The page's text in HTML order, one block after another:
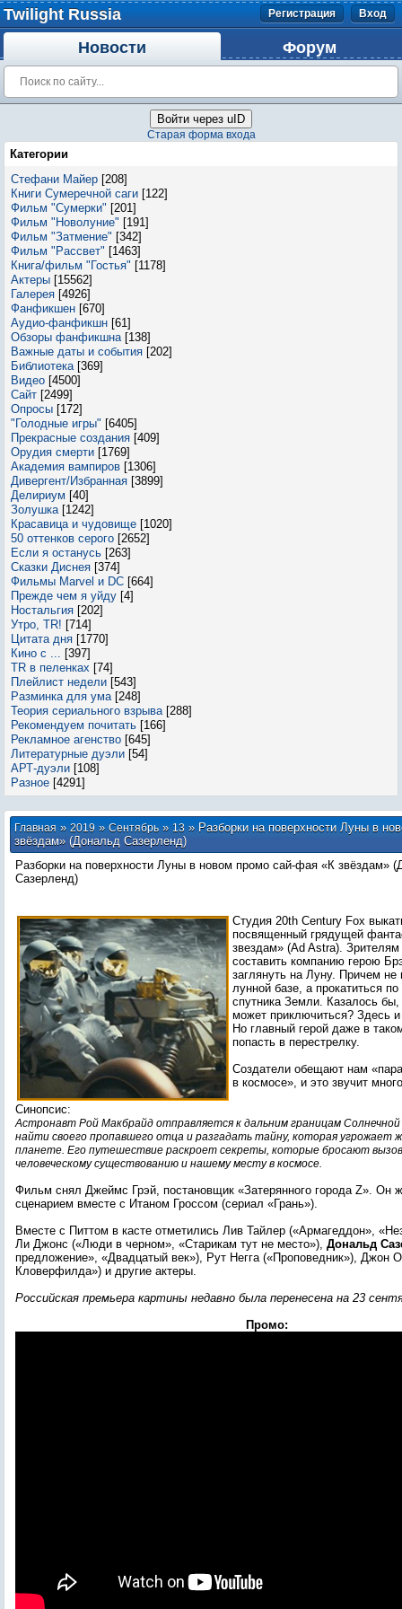
Twilight Russia Регистрация Вход
Новости Форум
Войти через uID
Старая форма входа
Категории
Стефани Майер [208]
Книги Сумеречной саги [122]
Фильм "Сумерки" [201]
Фильм "Новолуние" [191]
Фильм "Затмение" [342]
Фильм "Рассвет" [1463]
Книга/фильм "Гостья" [1178]
Актеры [15562]
Галерея [4926]
Фанфикшен [670]
Аудио-фанфикшн [61]
Обзоры фанфикшна [138]
Важные даты и события [202]
Библиотека [369]
Видео [4500]
Сайт [2499]
Опросы [172]
"Голодные игры" [6405]
Прекрасные создания [409]
Орудия смерти [1769]
Академия вампиров [1306]
Дивергент/Избранная [3899]
Делириум [40]
Золушка [1242]
Красавица и чудовище [1020]
50 оттенков серого [2652]
Если я останусь [263]
Сказки Диснея [374]
Фильмы Marvel и DC [664]
Прежде чем я уйду [4]
Ностальгия [202]
Утро, TR! [714]
Цитата дня [1770]
Кино с ... [397]
TR в пеленках [74]
Плейлист недели [543]
Разминка для ума [248]
Теория сериального взрыва [288]
Рекомендуем почитать [166]
Рекламное агенство [645]
Литературные дуэли [54]
АРТ-дуэли [108]
Разное [4291]
Главная»2019 » Сентябрь » 13» Разборки на поверхности Луны в
звёздам» (Дональд Сазерленд)
Разборки на поверхности Луны в новом промо сай-фая «К звёздам»
Сазерленд)
Студия 20th Century Fox
посвященный грядущей
звездам» (Ad Astra). Зрителям
составить компанию герою
заглянуть на Луну. Причем не
лунной базе, а прокатиться по
спутника Земли. Казалось бы,
может приключиться? Здесь
Но главный герой даже в
попасть в перестрелку.
Создатели обещают нам
в космосе», и это звучит
Синопсис:
Астронавт Рой Макбрайд отправляется к дальним границам
найти своего пропавшего отца и разгадать тайну, которая угрожает
планете. Его путешествие раскроет секреты, которые бросают
человеческому существованию и нашему месту в космосе.
Фильм снял Джеймс Грэй, постановщик «Затерянного города Z». Он
сценарием вместе с Итаном Гроссом (сериал «Грань»).
Вместе с Питтом в касте отметились Лив Тайлер («Армагеддон»,
Ли Джонс («Люди в черном», «Старикам тут не место»), Дональд
предложение», «Двадцатый век»), Рут Негга («Проповедник»), Джон
Кловерфилда») и другие актеры.
Российская премьера картины недавно была перенесена на 23
Промо: